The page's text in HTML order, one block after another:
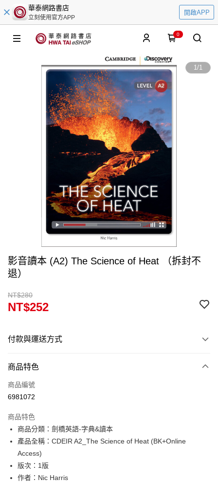
華泰網路書店
立刻使用官方APP
開啟APP
0
1/1
影音讀本 (A2) The Science of Heat （拆封不
退）
NT$280
NT$252
付款與運送方式
信用卡一次付款
超商取貨付款
Google Pay
ATM付款
運送方式
商品特色
商品編號
6981072
商品特色
商品分類：劍橋英語-字典&讀本
產品全稱：CDEIR A2_The Science of Heat (BK+Online
Access)
版次：1版
作者：Nic Harris